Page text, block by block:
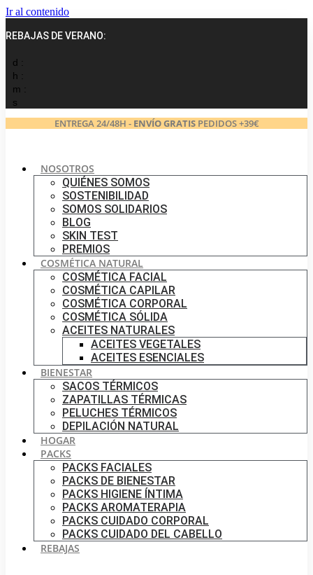
Ir al contenido
REBAJAS DE VERANO:
d :
h :
m :
s
ENTREGA 24/48H - ENVÍO GRATISPEDIDOS +39€
NOSOTROS
QUIÉNES SOMOS
SOSTENIBILIDAD
SOMOS SOLIDARIOS
BLOG
SKIN TEST
PREMIOS
COSMÉTICA NATURAL
COSMÉTICA FACIAL
COSMÉTICA CAPILAR
COSMÉTICA CORPORAL
COSMÉTICA SÓLIDA
ACEITES NATURALES
ACEITES VEGETALES
ACEITES ESENCIALES
BIENESTAR
SACOS TÉRMICOS
ZAPATILLAS TÉRMICAS
PELUCHES TÉRMICOS
DEPILACIÓN NATURAL
HOGAR
PACKS
PACKS FACIALES
PACKS DE BIENESTAR
PACKS HIGIENE ÍNTIMA
PACKS AROMATERAPIA
PACKS CUIDADO CORPORAL
PACKS CUIDADO DEL CABELLO
REBAJAS